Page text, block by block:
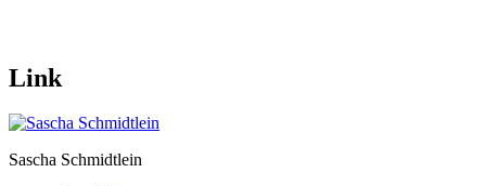
Link
Sascha Schmidtlein